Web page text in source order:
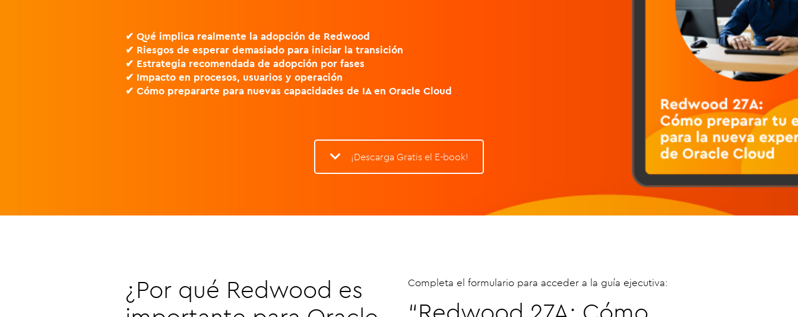
✔ Qué implica realmente la adopción de Redwood
✔ Riesgos de esperar demasiado para iniciar la transición
✔ Estrategia recomendada de adopción por fases
✔ Impacto en procesos, usuarios y operación
✔ Cómo prepararte para nuevas capacidades de IA en Oracle Cloud
¡Descarga Gratis el E-book!
¿Por qué Redwood es
Completa el formulario para acceder a la guía ejecutiva: